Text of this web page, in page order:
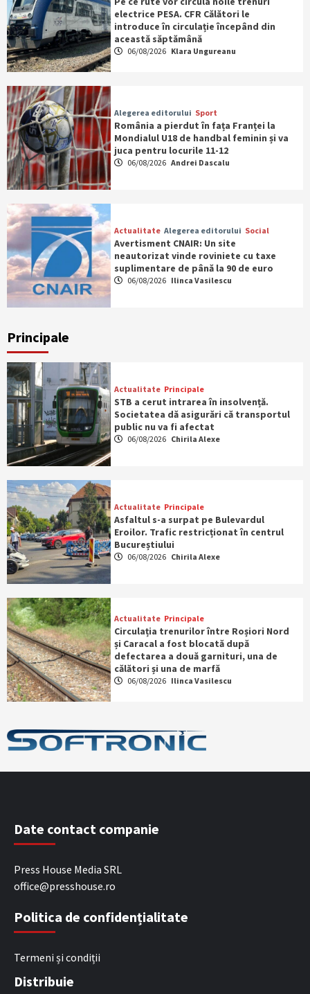
electrice PESA. CFR Călători le
introduce în circulație începând din
această săptămână
06/08/2026 Klara Ungureanu
Alegerea editorului Sport
România a pierdut în fața Franței la
Mondialul U18 de handbal feminin și va
juca pentru locurile 11-12
06/08/2026 Andrei Dascalu
Actualitate Alegerea editorului Social
Avertisment CNAIR: Un site
neautorizat vinde roviniete cu taxe
suplimentare de până la 90 de euro
06/08/2026 Ilinca Vasilescu
Principale
Actualitate Principale
STB a cerut intrarea în insolvență.
Societatea dă asigurări că transportul
public nu va fi afectat
06/08/2026 Chirila Alexe
Actualitate Principale
Asfaltul s-a surpat pe Bulevardul
Eroilor. Trafic restricționat în centrul
Bucureștiului
06/08/2026 Chirila Alexe
Actualitate Principale
Circulația trenurilor între Roșiori Nord
și Caracal a fost blocată după
defectarea a două garnituri, una de
călători și una de marfă
06/08/2026 Ilinca Vasilescu
Date contact companie
Press House Media SRL
office@presshouse.ro
Politica de confidențialitate
Termeni și condiții
Distribuie